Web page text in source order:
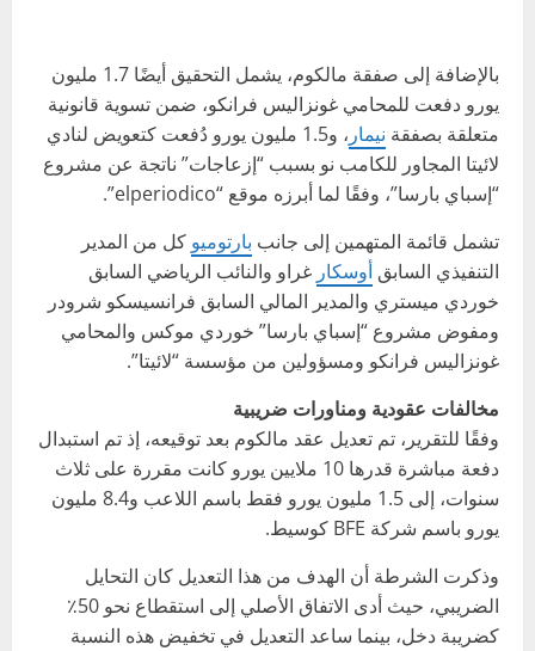
بالإضافة إلى صفقة مالكوم، يشمل التحقيق أيضًا 1.7 مليون
يورو دفعت للمحامي غونزاليس فرانكو، ضمن تسوية قانونية
متعلقة بصفقة نيمار
، و1.5 مليون يورو دُفعت كتعويض لنادي
لائيتا المجاور للكامب نو بسبب “إزعاجات” ناتجة عن مشروع
“إسباي بارسا”، وفقًا لما أبرزه موقع “elperiodico”.
تشمل قائمة المتهمين إلى جانب بارتوميو كل من المدير
التنفيذي السابق أوسكار غراو والنائب الرياضي السابق
خوردي ميستري والمدير المالي السابق فرانسيسكو شرودر
ومفوض مشروع “إسباي بارسا” خوردي موكس والمحامي
غونزاليس فرانكو ومسؤولين من مؤسسة “لائيتا”.
مخالفات عقودية ومناورات ضريبية
وفقًا للتقرير، تم تعديل عقد مالكوم بعد توقيعه، إذ تم استبدال
دفعة مباشرة قدرها 10 ملايين يورو كانت مقررة على ثلاث
سنوات، إلى 1.5 مليون يورو فقط باسم اللاعب و8.4 مليون
يورو باسم شركة BFE كوسيط.
وذكرت الشرطة أن الهدف من هذا التعديل كان التحايل
الضريبي، حيث أدى الاتفاق الأصلي إلى استقطاع نحو 50٪
كضريبة دخل، بينما ساعد التعديل في تخفيض هذه النسبة